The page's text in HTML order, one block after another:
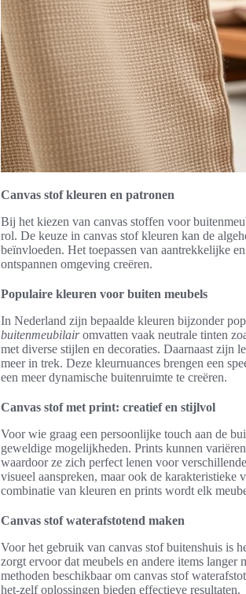
Canvas stof kleuren en patronen
Bij het kiezen van canvas stoffen voor
rol. De keuze in canvas stof kleuren kan de
beïnvloeden. Het toepassen van aantrekkelijke en
ontspannen omgeving creëren.
Populaire kleuren voor buiten meubels
In Nederland zijn bepaalde kleuren bijzonder
buitenmeubilairomvatten vaak neutrale tinten
met diverse stijlen en decoraties. Daarnaast zijn
meer in trek. Deze kleurnuances brengen een
een meer dynamische buitenruimte te creëren.
Canvas stof met print: creatief en stijlvol
Voor wie graag een persoonlijke touch aan de
geweldige mogelijkheden. Prints kunnen
waardoor ze zich perfect lenen voor
visueel aanspreken, maar ook de
combinatie van kleuren en prints wordt elk
Canvas stof waterafstotend maken
Voor het gebruik van canvas stof buitenshuis is
zorgt ervoor dat meubels en andere items
methoden beschikbaar om canvas stof
het-zelf oplossingen bieden effectieve resultaten.